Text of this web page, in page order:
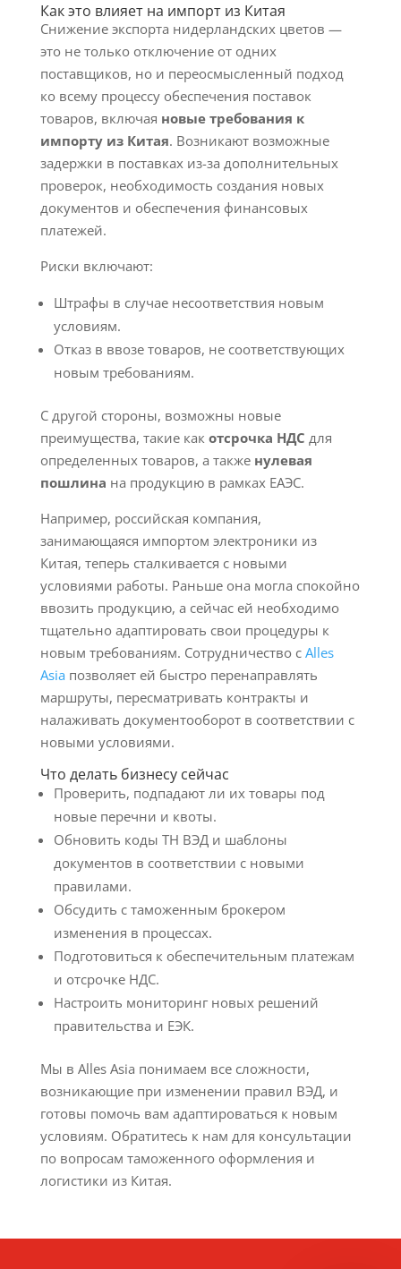
Как это влияет на импорт из Китая
Снижение экспорта нидерландских цветов —
это не только отключение от одних
поставщиков, но и переосмысленный подход
ко всему процессу обеспечения поставок
товаров, включая новые требования к
импорту из Китая. Возникают возможные
задержки в поставках из-за дополнительных
проверок, необходимость создания новых
документов и обеспечения финансовых
платежей.
Риски включают:
Штрафы в случае несоответствия новым
условиям.
Отказ в ввозе товаров, не соответствующих
новым требованиям.
С другой стороны, возможны новые
преимущества, такие как отсрочка НДС для
определенных товаров, а также нулевая
пошлина на продукцию в рамках ЕАЭС.
Например, российская компания,
занимающаяся импортом электроники из
Китая, теперь сталкивается с новыми
условиями работы. Раньше она могла спокойно
ввозить продукцию, а сейчас ей необходимо
тщательно адаптировать свои процедуры к
новым требованиям. Сотрудничество с Alles
Asia позволяет ей быстро перенаправлять
маршруты, пересматривать контракты и
налаживать документооборот в соответствии с
новыми условиями.
Что делать бизнесу сейчас
Проверить, подпадают ли их товары под
новые перечни и квоты.
Обновить коды ТН ВЭД и шаблоны
документов в соответствии с новыми
правилами.
Обсудить с таможенным брокером
изменения в процессах.
Подготовиться к обеспечительным платежам
и отсрочке НДС.
Настроить мониторинг новых решений
правительства и ЕЭК.
Мы в Alles Asia понимаем все сложности,
возникающие при изменении правил ВЭД, и
готовы помочь вам адаптироваться к новым
условиям. Обратитесь к нам для консультации
по вопросам таможенного оформления и
логистики из Китая.